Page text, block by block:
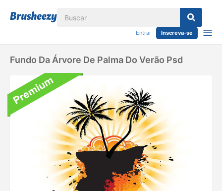
Entrar Inscreva-se
Fundo Da Árvore De Palma Do Verão Psd